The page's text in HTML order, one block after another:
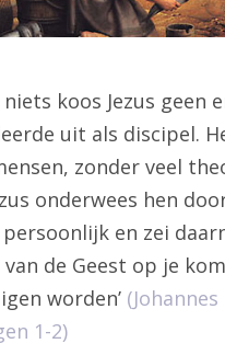
koos Jezus geen
uit als discipel.
zonder veel
onderwees hen
en zei
de Geest op je
worden’ (Johannes
1-2)